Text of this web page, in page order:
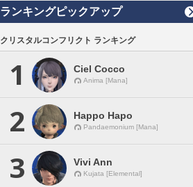
ランキングピックアップ
クリスタルコンフリクト ランキング
1 Ciel Cocco
Anima [Mana]
2 Happo Hapo
Pandaemonium [Mana]
3 Vivi Ann
Kujata [Elemental]